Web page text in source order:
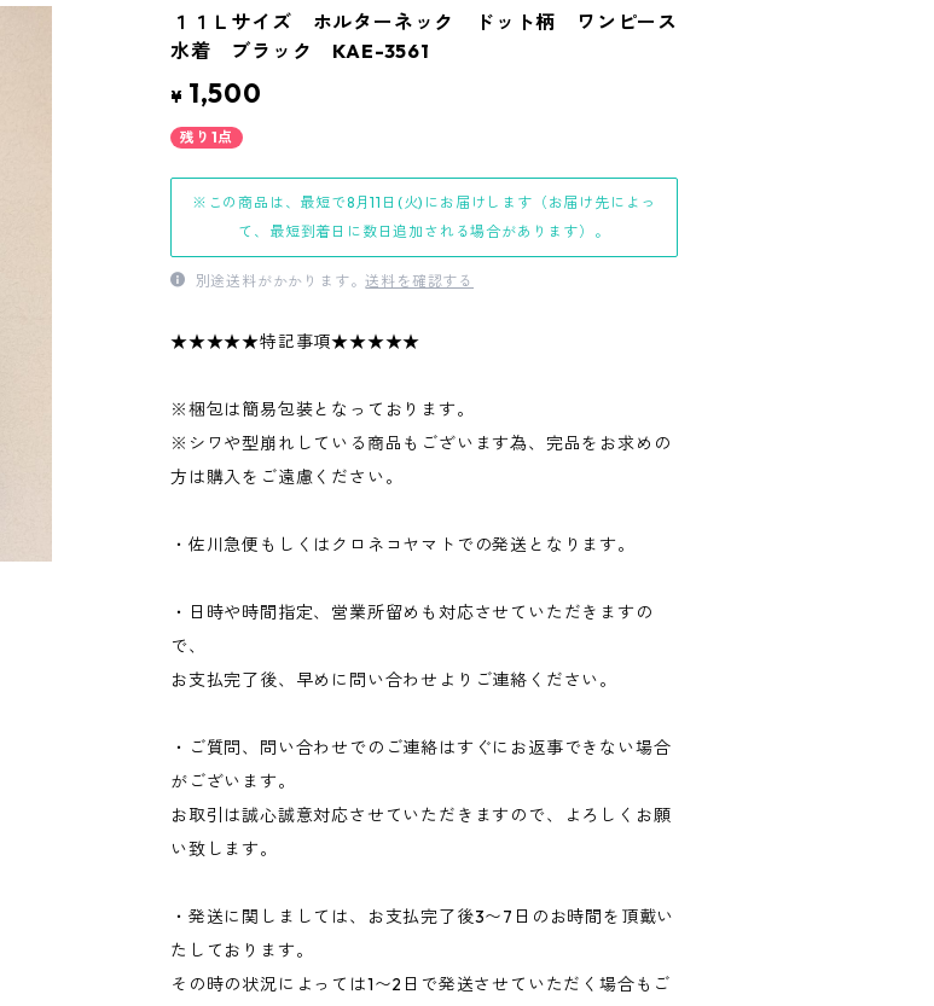
１１Ｌサイズ ホルターネック ドット柄 ワンピース
水着 ブラック KAE-3561
¥ 1,500
残り1点
※この商品は、最短で8月11日(火)にお届けします（お届け先によっ
て、最短到着日に数日追加される場合があります）。
別途送料がかかります。送料を確認する
★★★★★特記事項★★★★★
※梱包は簡易包装となっております。
※シワや型崩れしている商品もございます為、完品をお求めの
方は購入をご遠慮ください。
・佐川急便もしくはクロネコヤマトでの発送となります。
・日時や時間指定、営業所留めも対応させていただきますの
で、
お支払完了後、早めに問い合わせよりご連絡ください。
・ご質問、問い合わせでのご連絡はすぐにお返事できない場合
がございます。
お取引は誠心誠意対応させていただきますので、よろしくお願
い致します。
・発送に関しましては、お支払完了後3〜7日のお時間を頂戴い
たしております。
その時の状況によっては1〜2日で発送させていただく場合もご